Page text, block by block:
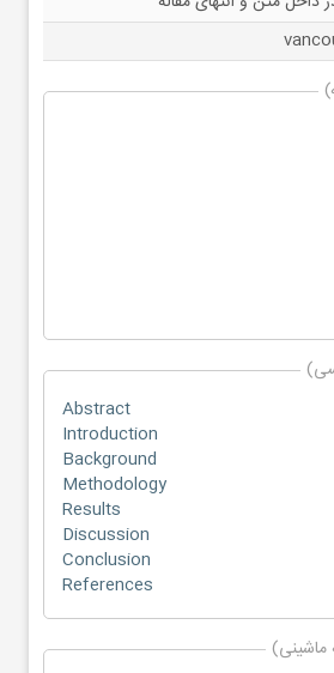
Abstract
Introduction
Background
Methodology
Results
Discussion
Conclusion
References
ماشینی)